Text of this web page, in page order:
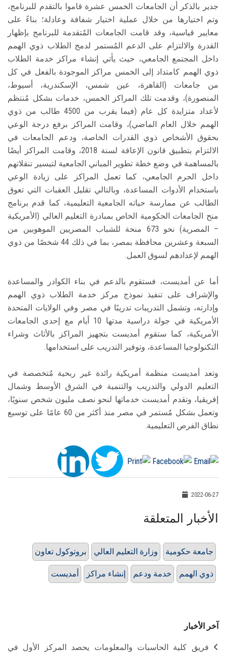
جدير بالذكر أن الجامعات الخمس عشرة قاموا بالتقدم للبرنامج،
وتم اختيارها من خلال عملية اختيار شفافة وعادلة؛ بناءً على
معايير قياسية، وقد قامت الجامعات المُتقدمة للبرنامج بإظهار
القدرة والالتزام على الدعم المُستمر لدمج الطلاب ذوي الهمم
داخل المجتمع الجامعي، حيث يأتي إنشاء مراكز خدمة الطلاب
ذوي الهمم كامتداد إلى الخمس مراكز الموجودة بالفعل في كل
من جامعات (القاهرة، عين شمس، الإسكندرية، أسيوط،
المنصورة)، وقدمت تلك المراكز الخمس، خدمات بشكل مُنتظم
لأعداد متزايدة كل عام (فيما يقرب من 4500 طالب من ذوي
الهمم خلال العام الماضي)، وقامت المراكز برفع درجة الوعي
بحقوق الأشخاص ذوي القدرات الخاصة، ودعم الجامعات في
الالتزام بتطبيق قانون الإعاقة لسنة 2018، وقامت المراكز أيضًا
بالمساهمة في وضع خطة تطوير المباني الجامعية لتيسير تنقلاتهم
داخل الحرم الجامعي، كما تعمل المراكز على زيادة الوعي
باستخدام الأدوات المساعدة، وبالتالي تقليل العقبات التي تعوق
الطالب عن ممارسة حياته الجامعية التعليمية، كما قدم برنامج
منح الجامعات الحكومية الخاص بمبادرة التعليم العالي (الأمريكية
– المصرية) نحو 673 منحة للشباب المصريين الموهوبين من
السبعة وعشرين محافظة بمصر، بما في ذلك 44 شخصًا من ذوي
الهمم لإعدادهم لسوق العمل.
أما عن أمديست، فستقوم بالدعم في بناء الكوادر والمساعدة
والإشراف على تنفيذ نموذج مركز خدمة الطلاب ذوي الهمم
وإدارته، وتشمل التدريبات تدريبًا في مصر وفي الولايات المتحدة
الأمريكية في جولة دراسية مدتها 10 أيام مع إحدى الجامعات
الأمريكية، كما ستقوم أمديست بتجهيز المراكز بالأثاث وشراء
التكنولوجيا المساعدة، وتوفير التدريب على استخدامها.
وتعد أمديست منظمة أمريكية رائدة غير ربحية مُتخصصة في
التعليم الدولي والتدريب والتنمية في الشرق الأوسط وشمال
إفريقيا، وتقدم أمديست خدماتها لنحو نصف مليون شخص سنويًا،
وتعمل بشكل مُستمر في مصر منذ أكثر من 60 عامًا على توسيع
نطاق الفرص التعليمية.
2022-06-27
الأخبار المتعلقة
بروتوكول تعاون وزارة التعليم العالي جامعة حكومية
أمديست إنشاء مراكز خدمة ودعم ذوي الهمم
آخر الأخبار
فريق كلية الحاسبات والمعلومات يحصد المركز الأول في